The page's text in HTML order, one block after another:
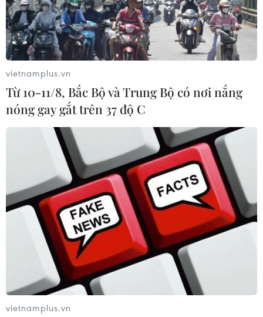
Sơn Đoòng được ba tổ chức kỷ lục cùng
xác lập kỷ lục thế giới
15/09/2016 11:53
Theo Tổ chức kỷ lục Việt Nam (VietKings), Hang Sơn
Đoòng (tỉnh Quảng Bình) đã chính thức trở thành địa
danh đầu tiên và duy nhất trên thế giới được cả ba tổ
chức kỷ lục trên thế giới.
vietnamplus.vn
Từ 10-11/8, Bắc Bộ và Trung Bộ có nơi nắng
nóng gay gắt trên 37 độ C
vietnamplus.vn